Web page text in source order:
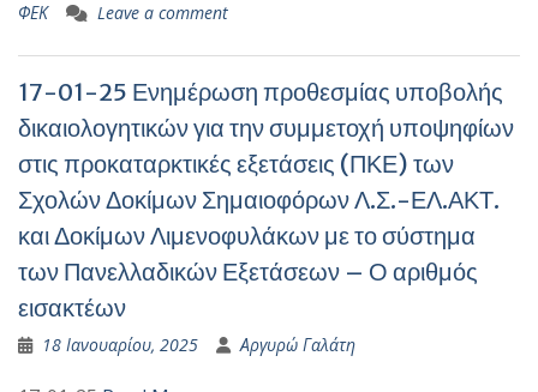
ΦΕΚ
Leave a comment
17-01-25 Ενημέρωση προθεσμίας υποβολής
δικαιολογητικών για την συμμετοχή υποψηφίων
στις προκαταρκτικές εξετάσεις (ΠΚΕ) των
Σχολών Δοκίμων Σημαιοφόρων Λ.Σ.-ΕΛ.ΑΚΤ.
και Δοκίμων Λιμενοφυλάκων με το σύστημα
των Πανελλαδικών Εξετάσεων – Ο αριθμός
εισακτέων
18 Ιανουαρίου, 2025 Αργυρώ Γαλάτη